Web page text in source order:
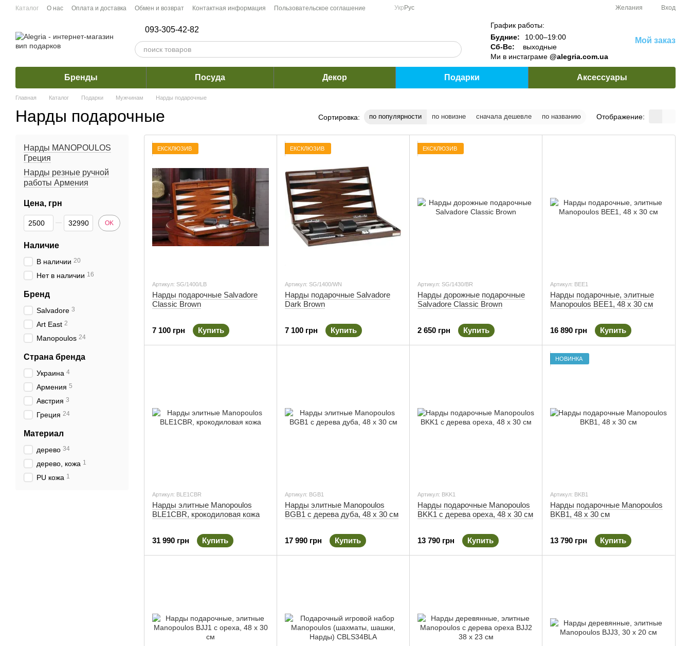
Перейти к основному контенту
Каталог О нас Оплата и доставка Обмен и возврат Контактная информация Пользовательское соглашение Укр Рус Желания Вход
093-305-42-82
График работы:
Будние:
10:00–19:00
Сб-Вс:
выходные
Ми в инстаграме @alegria.com.ua
Мой заказ
Бренды Посуда Декор Подарки Аксессуары
Главная Каталог Подарки Мужчинам Нарды подарочные
Нарды подарочные Сортировка: по популярности по новизне сначала дешевле по названию Отображение:
ЕКСКЛЮЗИВ
Артикул: SG/1400/LB
Нарды подарочные Salvadore
Classic Brown
7 100 грн Купить
ЕКСКЛЮЗИВ
Артикул: SG/1400/WN
Нарды подарочные Salvadore
Dark Brown
7 100 грн Купить
ЕКСКЛЮЗИВ
Артикул: SG/1430/BR
Нарды дорожные подарочные
Salvadore Classic Brown
2 650 грн Купить
Артикул: BEE1
Нарды подарочные, элитные
Manopoulos BEE1, 48 х 30 см
16 890 грн Купить
Артикул: BLE1CBR
Нарды элитные Manopoulos
BLE1CBR, крокодиловая кожа
31 990 грн Купить
Артикул: BGB1
Нарды элитные Manopoulos
BGB1 с дерева дуба, 48 х 30 см
17 990 грн Купить
Артикул: BKK1
Нарды подарочные Manopoulos
BKK1 с дерева ореха, 48 х 30 см
13 790 грн Купить
НОВИНКА
Артикул: BKB1
Нарды подарочные Manopoulos
BKB1, 48 х 30 см
13 790 грн Купить
Нарды MANOPOULOS
Греция
Нарды резные ручной
работы Армения
Цена, грн
От Цена, грн
До Цена, грн OK
Наличие
В наличии 20
Нет в наличии 16
Бренд
Salvadore 3
Art East 2
Manopoulos 24
Страна бренда
Украина 4
Армения 5
Австрия 3
Греция 24
Материал
дерево 34
дерево, кожа 1
PU кожа 1